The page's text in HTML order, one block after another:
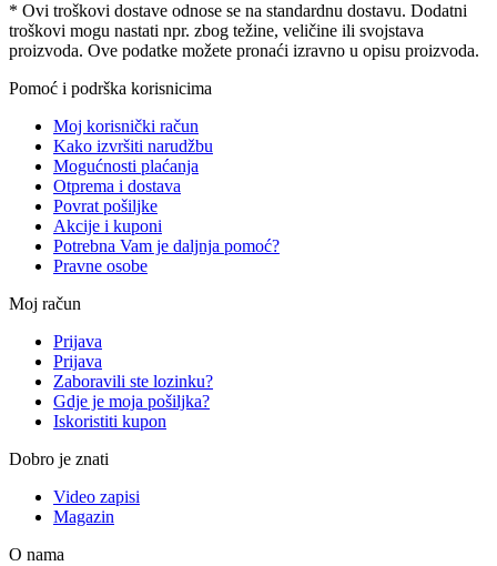
* Ovi troškovi dostave odnose se na standardnu ​​dostavu. Dodatni
troškovi mogu nastati npr. zbog težine, veličine ili svojstava
proizvoda. Ove podatke možete pronaći izravno u opisu proizvoda.
Pomoć i podrška korisnicima
Moj korisnički račun
Kako izvršiti narudžbu
Mogućnosti plaćanja
Otprema i dostava
Povrat pošiljke
Akcije i kuponi
Potrebna Vam je daljnja pomoć?
Pravne osobe
Moj račun
Prijava
Prijava
Zaboravili ste lozinku?
Gdje je moja pošiljka?
Iskoristiti kupon
Dobro je znati
Video zapisi
Magazin
O nama